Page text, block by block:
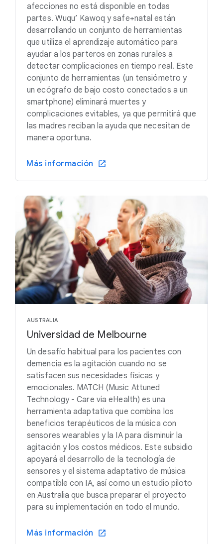
afecciones no está disponible en todas
partes. Wuqu’ Kawoq y safe+natal están
desarrollando un conjunto de herramientas
que utiliza el aprendizaje automático para
ayudar a los parteros en zonas rurales a
detectar complicaciones en tiempo real. Este
conjunto de herramientas (un tensiómetro y
un ecógrafo de bajo costo conectados a un
smartphone) eliminará muertes y
complicaciones evitables, ya que permitirá que
las madres reciban la ayuda que necesitan de
manera oportuna.
Más información
AUSTRALIA
Universidad de Melbourne
Un desafío habitual para los pacientes con
demencia es la agitación cuando no se
satisfacen sus necesidades físicas y
emocionales. MATCH (Music Attuned
Technology - Care via eHealth) es una
herramienta adaptativa que combina los
beneficios terapéuticos de la música con
sensores wearables y la IA para disminuir la
agitación y los costos médicos. Este subsidio
apoyará el desarrollo de la tecnología de
sensores y el sistema adaptativo de música
compatible con IA, así como un estudio piloto
en Australia que busca preparar el proyecto
para su implementación en todo el mundo.
Más información